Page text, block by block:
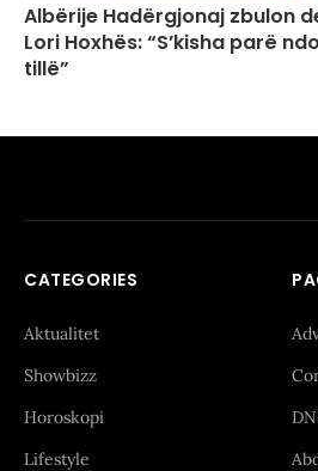
Albërije Hadërgjonaj zbulon
Lori Hoxhës: “S’kisha parë
tillë”
CATEGORIES
Aktualitet
Showbizz
Horoskopi
Lifestyle